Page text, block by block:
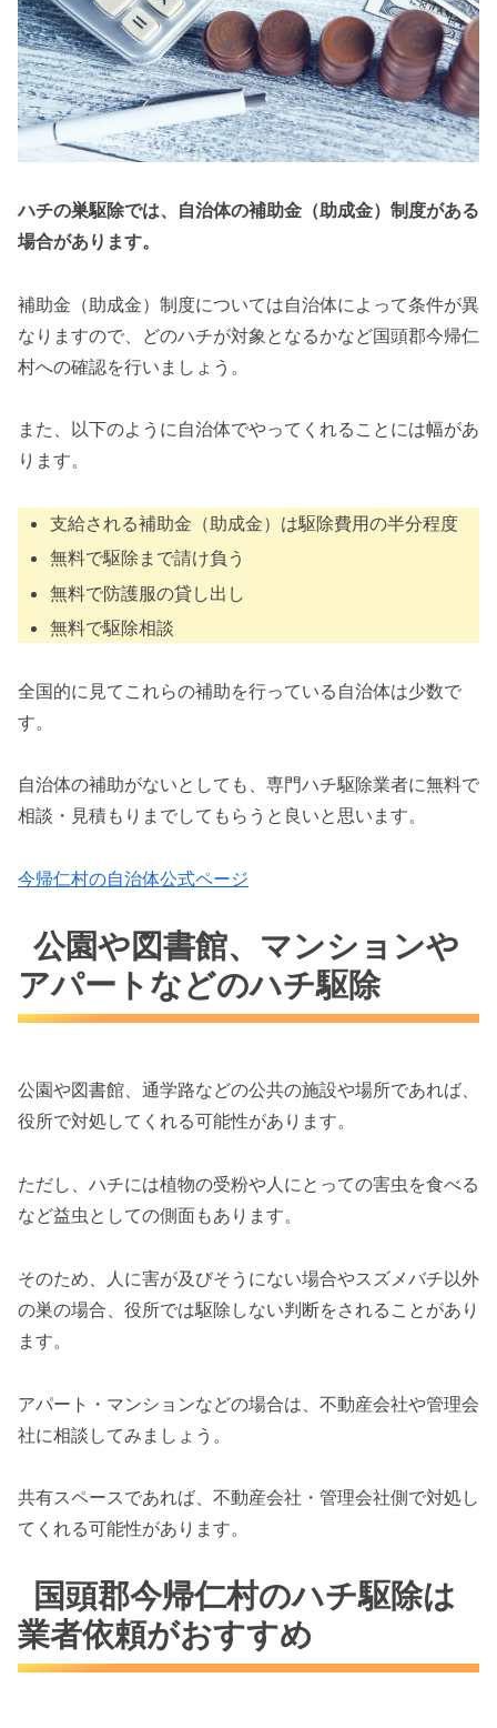
ハチの巣駆除では、自治体の補助金（助成金）制度がある
場合があります。
補助金（助成金）制度については自治体によって条件が異
なりますので、どのハチが対象となるかなど国頭郡今帰仁
村への確認を行いましょう。
また、以下のように自治体でやってくれることには幅があ
ります。
支給される補助金（助成金）は駆除費用の半分程度
無料で駆除まで請け負う
無料で防護服の貸し出し
無料で駆除相談
全国的に見てこれらの補助を行っている自治体は少数で
す。
自治体の補助がないとしても、専門ハチ駆除業者に無料で
相談・見積もりまでしてもらうと良いと思います。
今帰仁村の自治体公式ページ
公園や図書館、マンションや
アパートなどのハチ駆除
公園や図書館、通学路などの公共の施設や場所であれば、
役所で対処してくれる可能性があります。
ただし、ハチには植物の受粉や人にとっての害虫を食べる
など益虫としての側面もあります。
そのため、人に害が及びそうにない場合やスズメバチ以外
の巣の場合、役所では駆除しない判断をされることがあり
ます。
アパート・マンションなどの場合は、不動産会社や管理会
社に相談してみましょう。
共有スペースであれば、不動産会社・管理会社側で対処し
てくれる可能性があります。
国頭郡今帰仁村のハチ駆除は
業者依頼がおすすめ